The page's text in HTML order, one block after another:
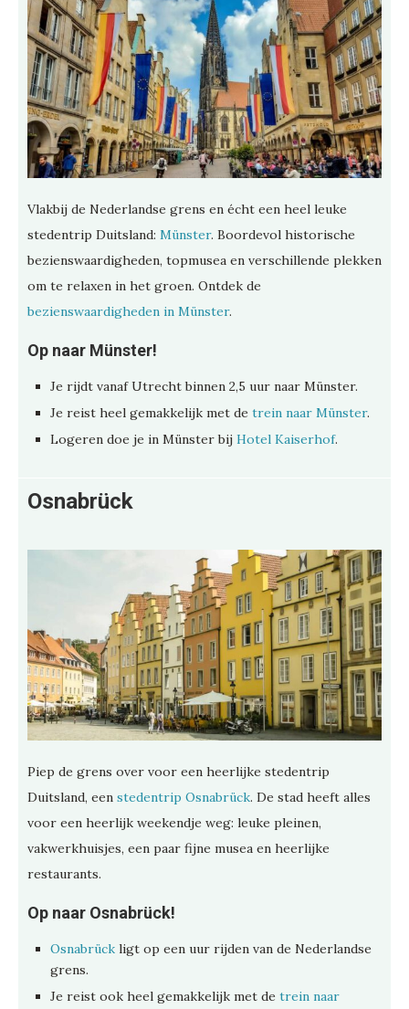
Vlakbij de Nederlandse grens en écht een heel leuke
stedentrip Duitsland: Münster. Boordevol historische
bezienswaardigheden, topmusea en verschillende plekken
om te relaxen in het groen. Ontdek de
bezienswaardigheden in Münster.
Op naar Münster!
Je rijdt vanaf Utrecht binnen 2,5 uur naar Münster.
Je reist heel gemakkelijk met de trein naar Münster.
Logeren doe je in Münster bij Hotel Kaiserhof.
Osnabrück
Piep de grens over voor een heerlijke stedentrip
Duitsland, een stedentrip Osnabrück. De stad heeft alles
voor een heerlijk weekendje weg: leuke pleinen,
vakwerkhuisjes, een paar fijne musea en heerlijke
restaurants.
Op naar Osnabrück!
Osnabrück ligt op een uur rijden van de Nederlandse
grens.
Je reist ook heel gemakkelijk met de trein naar